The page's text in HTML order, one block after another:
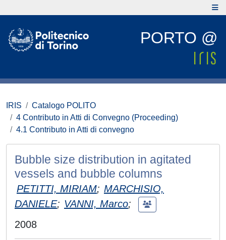
PORTO @
IRIS
Catalogo POLITO
4 Contributo in Atti di Convegno (Proceeding)
4.1 Contributo in Atti di convegno
Bubble size distribution in agitated
vessels and bubble columns
PETITTI, MIRIAM; MARCHISIO,
DANIELE; VANNI, Marco;
2008